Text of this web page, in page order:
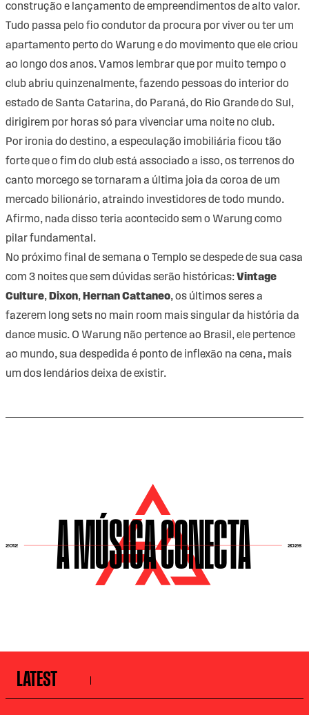
construção e lançamento de empreendimentos de alto valor.
Tudo passa pelo fio condutor da procura por viver ou ter um
apartamento perto do Warung e do movimento que ele criou
ao longo dos anos. Vamos lembrar que por muito tempo o
club abriu quinzenalmente, fazendo pessoas do interior do
estado de Santa Catarina, do Paraná, do Rio Grande do Sul,
dirigirem por horas só para vivenciar uma noite no club.
Por ironia do destino, a especulação imobiliária ficou tão
forte que o fim do club está associado a isso, os terrenos do
canto morcego se tornaram a última joia da coroa de um
mercado bilionário, atraindo investidores de todo mundo.
Afirmo, nada disso teria acontecido sem o Warung como
pilar fundamental.
No próximo final de semana o Templo se despede de sua casa
com 3 noites que sem dúvidas serão históricas:Vintage
Culture, Dixon, Hernan Cattaneo, os últimos seres a
fazerem long sets no main room mais singular da história da
dance music. O Warung não pertence ao Brasil, ele pertence
ao mundo, sua despedida é ponto de inflexão na cena, mais
um dos lendários deixa de existir.
A MÚSICA CONECTA
2012 2026
LATEST